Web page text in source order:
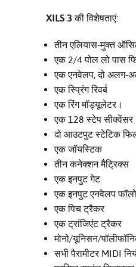
XILS 3की विशेषताएं:
तीन एलियास-मुक्त
एक 2/4 पोल लो पास
एक एनवेलप, दो अलग-
एक स्प्रिंग रिवर्ब
एक रिंग मॉड्यूलेटर।
एक 128 स्टेप सीक्वेंसर
दो आउटपुट स्टेटिक
एक जॉयस्टिक
तीन कनेक्शन मैट्रिक्स
एक इनपुट गेट
एक इनपुट एनवेलप
एक पिच ट्रैकर
एक ट्रांजिएंट ट्रैकर
मोनो/यूनिसन/
सभी पैरामीटर MIDI